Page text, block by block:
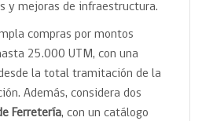
y mejoras de infraestructura.
compras por montos
25.000 UTM, con una
la total tramitación de la
Además, considera dos
Ferretería, con un catálogo